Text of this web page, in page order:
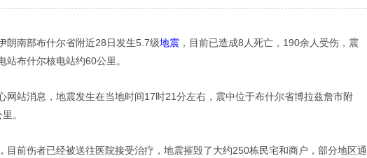
朗南部布什尔省附近28日发生5.7级地震 ，目前已造成8人死亡，190余人受伤，震
站布什尔核电站约60公里。
网站消息，地震发生在当地时间17时21分左右，震中位于布什尔省博拉兹詹市附
。
目前伤者已经被送往医院接受治疗，地震摧毁了大约250栋民宅和商户，部分地区通